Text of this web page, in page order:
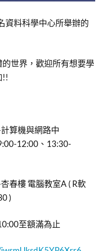
資料科學中心所舉辦的
世界，歡迎所有想要學
!!
算機與網路中
12:00、13:30-
春樓 電腦教室A ( R軟
)
至額滿為止